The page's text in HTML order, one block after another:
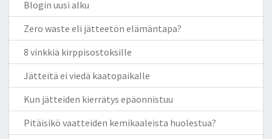
Blogin uusi alku
Zero waste eli jätteetön elämäntapa?
8 vinkkiä kirppisostoksille
Jätteitä ei viedä kaatopaikalle
Kun jätteiden kierrätys epäonnistuu
Pitäisikö vaatteiden kemikaaleista huolestua?